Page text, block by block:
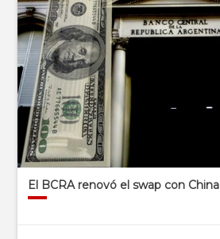
El BCRA renovó el swap con China